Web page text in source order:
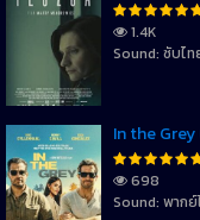
1.4K
Sound: ซับไท
In the
698
Sound: พากย์